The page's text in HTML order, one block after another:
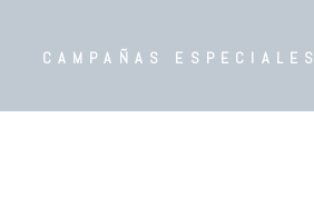
CAMPAÑAS ESPECIALES